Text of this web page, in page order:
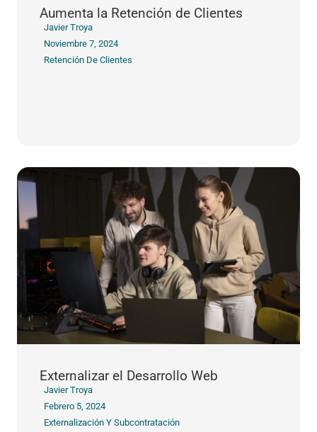
Aumenta la Retención de Clientes
Javier Troya
Noviembre 7, 2024
Retención De Clientes
Externalizar el Desarrollo Web
Javier Troya
Febrero 5, 2024
Externalización Y Subcontratación